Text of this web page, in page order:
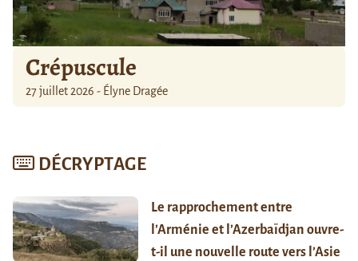
Crépuscule
27 juillet 2026 - Élyne Dragée
DÉCRYPTAGE
Le rapprochement entre
l’Arménie et l’Azerbaïdjan ouvre-
t-il une nouvelle route vers l’Asie